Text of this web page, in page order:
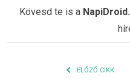
Kövesd te is a
ELŐZŐ CIKK